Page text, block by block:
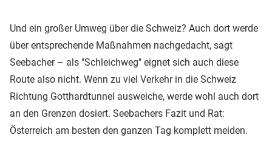
Und ein großer Umweg über die Schweiz? Auch dort werde
über entsprechende Maßnahmen nachgedacht, sagt
Seebacher – als "Schleichweg" eignet sich auch diese
Route also nicht. Wenn zu viel Verkehr in die Schweiz
Richtung Gotthardtunnel ausweiche, werde wohl auch dort
an den Grenzen dosiert. Seebachers Fazit und Rat:
Österreich am besten den ganzen Tag komplett meiden.